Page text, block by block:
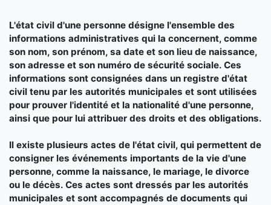
L'état civil d'une personne désigne l'ensemble des
informations administratives qui la concernent, comme
son nom, son prénom, sa date et son lieu de naissance,
son adresse et son numéro de sécurité sociale. Ces
informations sont consignées dans un registre d'état
civil tenu par les autorités municipales et sont utilisées
pour prouver l'identité et la nationalité d'une personne,
ainsi que pour lui attribuer des droits et des obligations.
Il existe plusieurs actes de l'état civil, qui permettent de
consigner les événements importants de la vie d'une
personne, comme la naissance, le mariage, le divorce
ou le décès. Ces actes sont dressés par les autorités
municipales et sont accompagnés de documents qui